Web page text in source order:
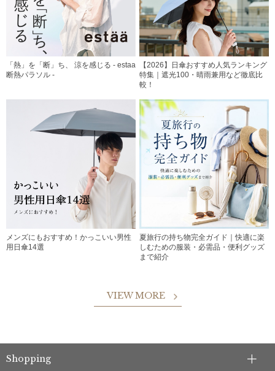
「熱」を「断」ち、 涼を感じる - estaa
断熱パラソル -
【2026】日傘おすすめ人気ランキング
特集｜遮光100・晴雨兼用など徹底比
較！
メンズにもおすすめ！かっこいい男性
用日傘14選
夏旅行の持ち物完全ガイド｜快適に楽
しむための服装・必需品・便利グッズ
まで紹介
VIEW MORE
Shopping